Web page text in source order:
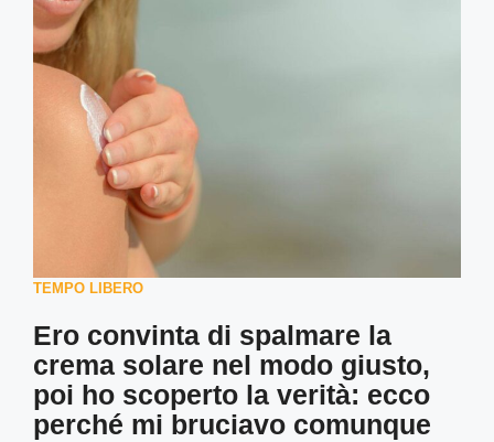
TEMPO LIBERO
Ero convinta di spalmare la
crema solare nel modo giusto,
poi ho scoperto la verità: ecco
perché mi bruciavo comunque